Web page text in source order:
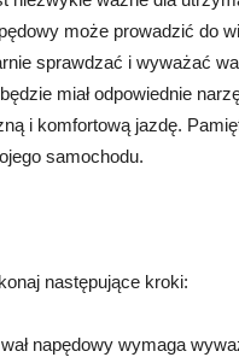
może prowadzić do
sprawdzać i wyważać
miał odpowiednie
i komfortową jazdę.
samochodu.
następujące kroki:
napędowy wymaga